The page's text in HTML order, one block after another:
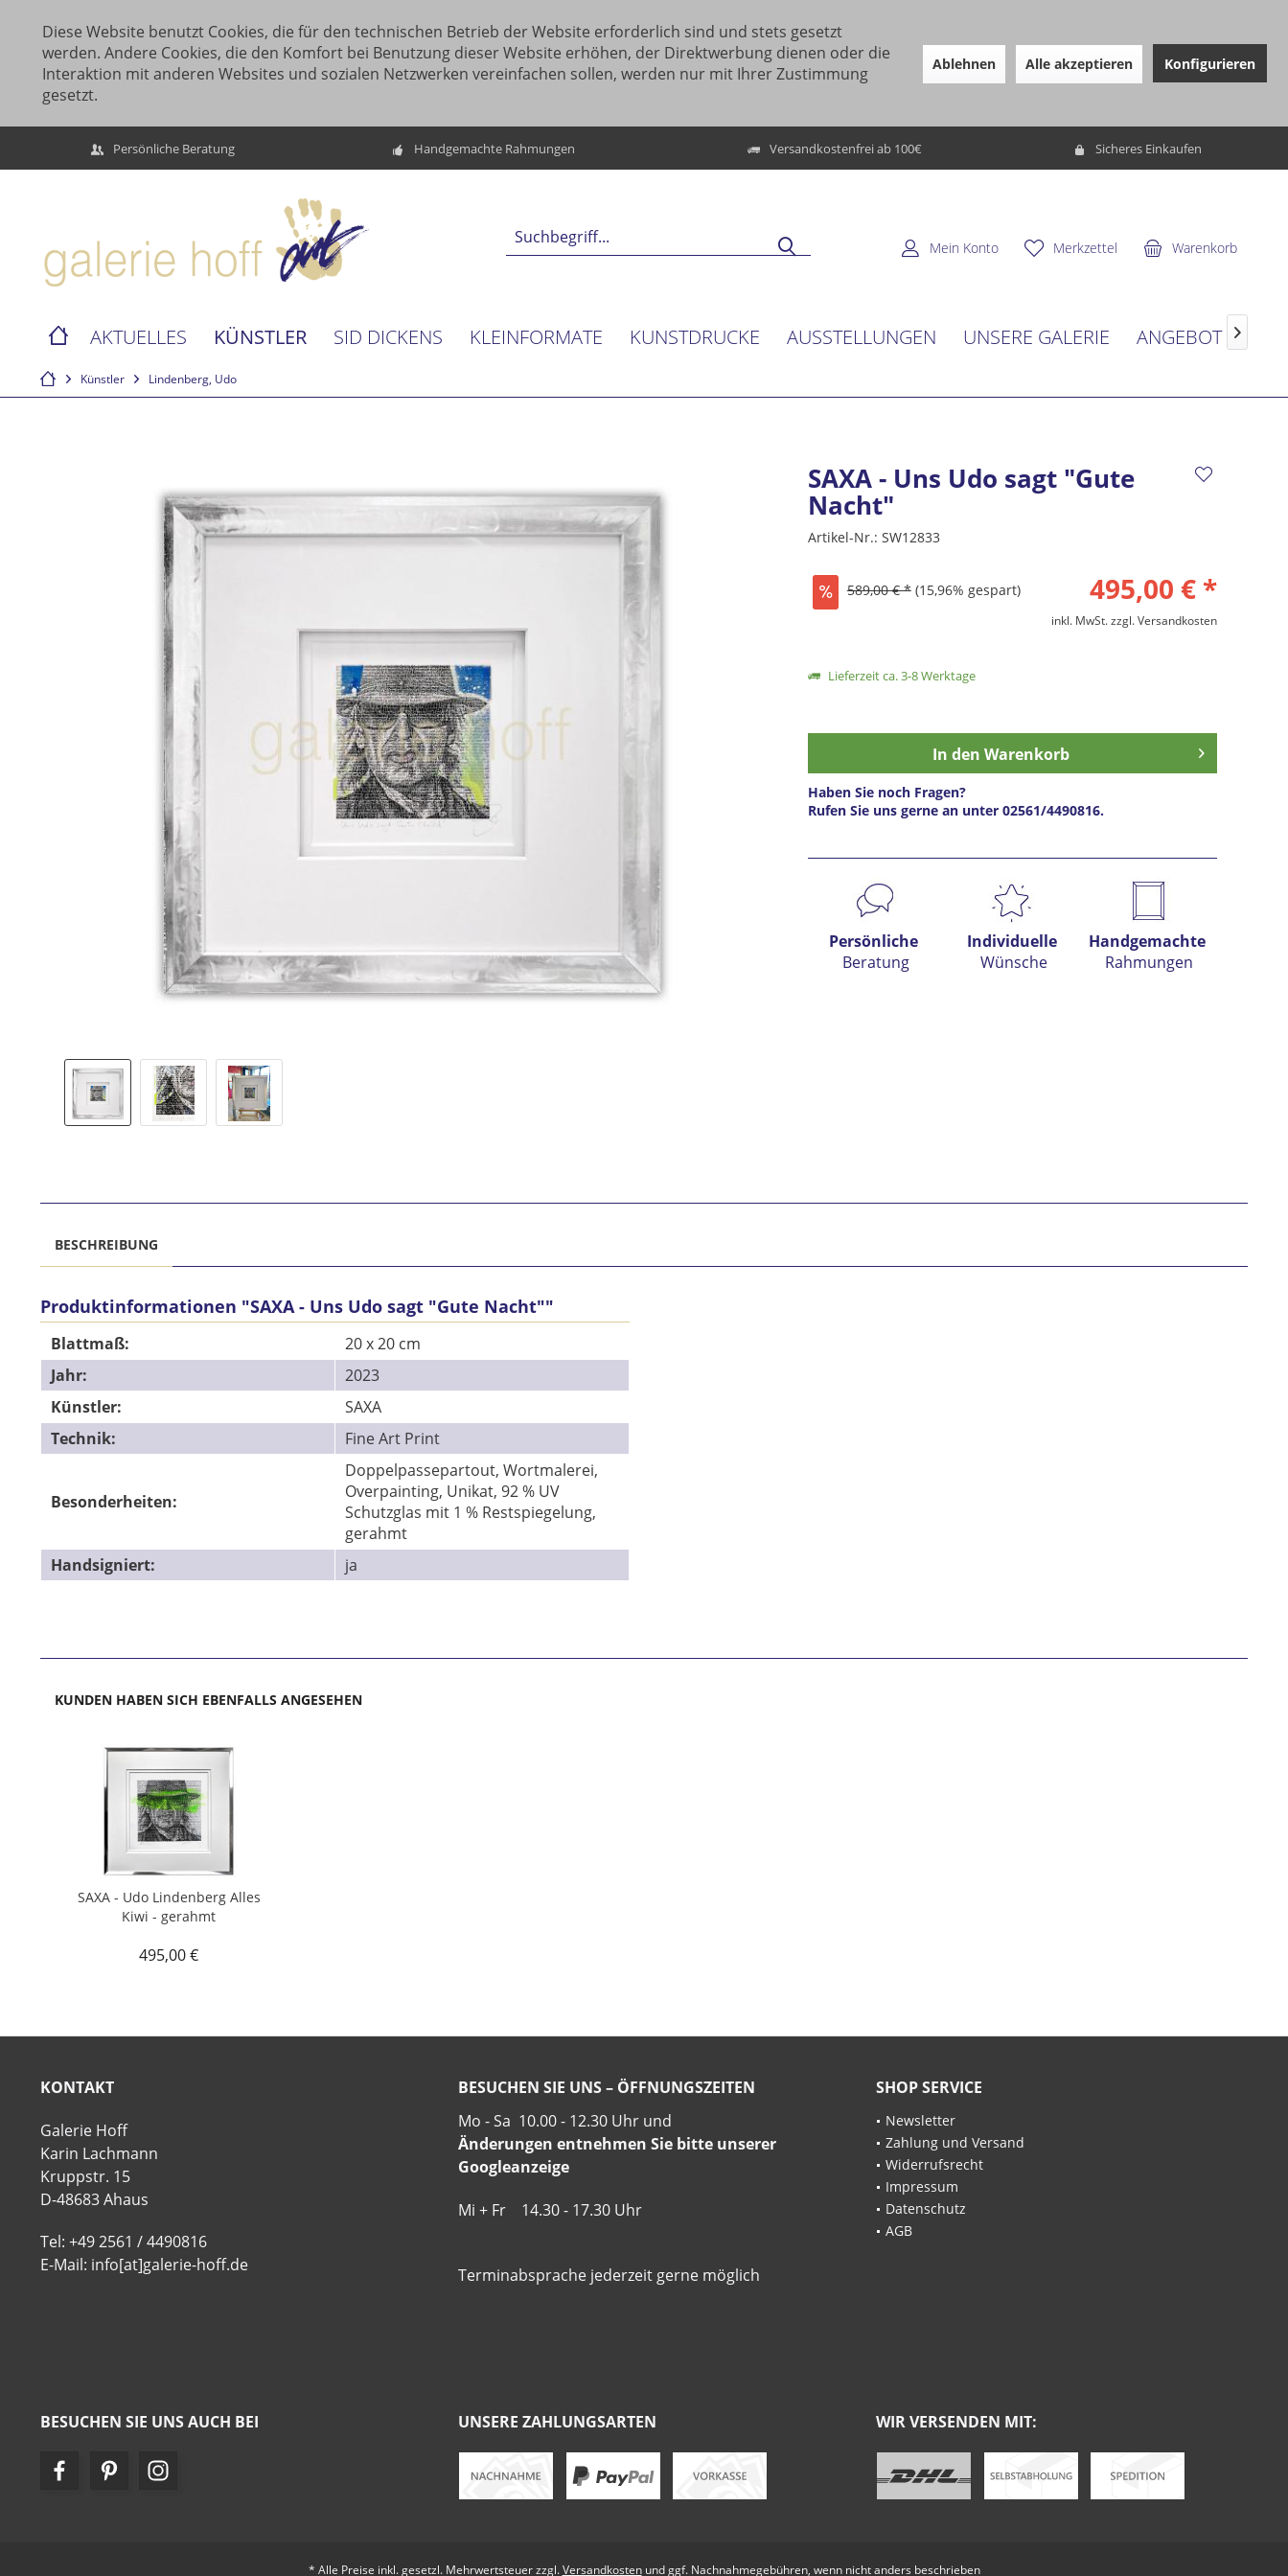
Diese Website benutzt Cookies, die für den technischen Betrieb der Website erforderlich sind und stets gesetzt
werden. Andere Cookies, die den Komfort bei Benutzung dieser Website erhöhen, der Direktwerbung dienen oder die
Interaktion mit anderen Websites und sozialen Netzwerken vereinfachen sollen, werden nur mit Ihrer Zustimmung
gesetzt.
Ablehnen Alle akzeptieren Konfigurieren
Persönliche Beratung Handgemachte Rahmungen Versandkostenfrei ab 100€ Sicheres Einkaufen
Warenkorb
Merkzettel
Mein Konto
AKTUELLES KÜNSTLER SID DICKENS KLEINFORMATE KUNSTDRUCKE AUSSTELLUNGEN UNSERE GALERIE ANGEBOT 
Künstler Lindenberg, Udo
SAXA - Uns Udo sagt "Gute
Nacht"
Artikel-Nr.: SW12833
495,00 € *
589,00 € * (15,96% gespart)
inkl. MwSt.zzgl. Versandkosten
Lieferzeit ca. 3-8 Werktage
In den Warenkorb
Haben Sie noch Fragen?
Rufen Sie uns gerne an unter 02561/4490816.
Preis anfragen
verstanden und stimme zu. *
Persönliche
Beratung
Individuelle
Wünsche
Handgemachte
Rahmungen
BESCHREIBUNG
Produktinformationen "SAXA - Uns Udo sagt "Gute Nacht""
Blattmaß:
20 x 20 cm
Jahr:
2023
Künstler:
SAXA
Technik:
Fine Art Print
Besonderheiten:
Doppelpassepartout, Wortmalerei,
Overpainting, Unikat, 92 % UV
Schutzglas mit 1 % Restspiegelung,
gerahmt
Handsigniert:
ja
KUNDEN HABEN SICH EBENFALLS ANGESEHEN
SAXA - Udo Lindenberg Alles
Kiwi - gerahmt
495,00 €
KONTAKT
Galerie Hoff
Karin Lachmann
Kruppstr. 15
D-48683 Ahaus
Tel: +49 2561 / 4490816
E-Mail: info[at]galerie-hoff.de
BESUCHEN SIE UNS – ÖFFNUNGSZEITEN
Mo - Sa 10.00 - 12.30 Uhr und
Änderungen entnehmen Sie bitte unserer
Googleanzeige
Mi + Fr 14.30 - 17.30 Uhr
Terminabsprache jederzeit gerne möglich
SHOP SERVICE
Newsletter
Zahlung und Versand
Widerrufsrecht
Impressum
Datenschutz
AGB
BESUCHEN SIE UNS AUCH BEI UNSERE ZAHLUNGSARTEN WIR VERSENDEN MIT:
* Alle Preise inkl. gesetzl. Mehrwertsteuer zzgl.Versandkostenund ggf. Nachnahmegebühren, wenn nicht anders beschrieben